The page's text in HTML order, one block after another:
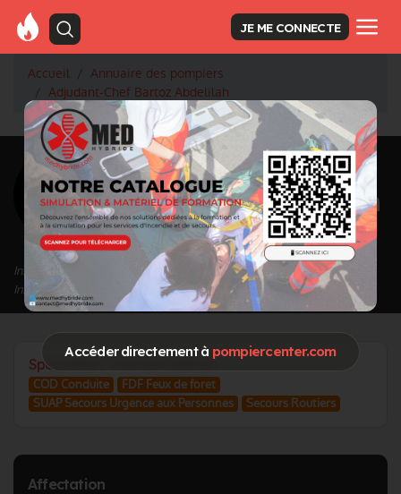
Accéder directement à pompiercenter.com
JE ME CONNECTE
Accueil
Annuaire des pompiers
Adjudant-Chef Bartoz Abdelilah
<Retour à la liste des pompiers
Bartoz Abdelilah
Grade : Adjudant-Chef
Inscrit depuis le 05/04/2023 à 08:13
Informations mises à jour le 22/04/2026 à 14:42
Spécialités / Centres d'intérêt
COD Conduite
FDF Feux de foret
SUAP Secours Urgence aux Personnes
Secours Routiers
Affectation